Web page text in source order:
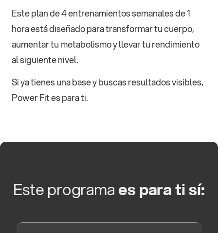
Este plan de 4 entrenamientos semanales de 1
hora está diseñado para transformar tu cuerpo,
aumentar tu metabolismo y llevar tu rendimiento
al siguiente nivel.
Si ya tienes una base y buscas resultados visibles,
Power Fit es para ti.
Este programaes para ti sí: